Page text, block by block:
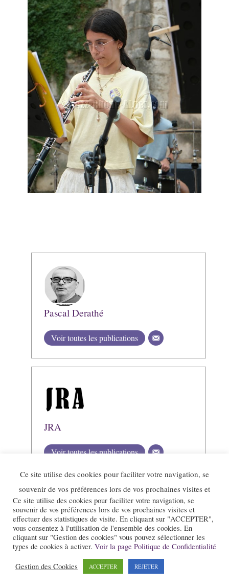
Pascal Derathé
Voir toutes les publications
JRA
Voir toutes les publications
Ce site utilise des cookies pour faciliter votre navigation, se
souvenir de vos préférences lors de vos prochaines visites et
Ce site utilise des cookies pour faciliter votre navigation, se
souvenir de vos préférences lors de vos prochaines visites et
effectuer des statistiques de visite. En cliquant sur "ACCEPTER",
vous consentez à l'utilisation de l'ensemble des cookies. En
cliquant sur "Gestion des cookies" vous pouvez sélectionner les
types de cookies à activer. Voir la page Politique de Confidentialité
Gestion des Cookies ACCEPTER REJETER